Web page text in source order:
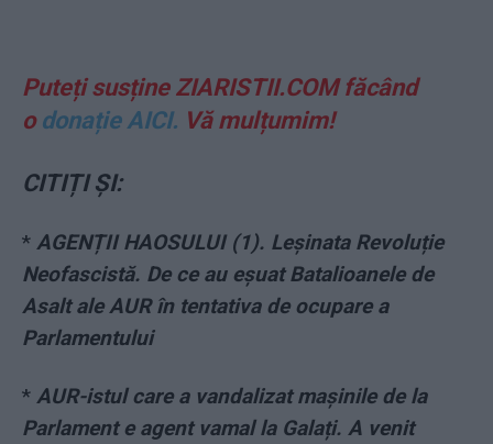
Puteți susține ZIARISTII.COM făcând
o donație AICI. Vă mulțumim!
CITIȚI ȘI:
* AGENȚII HAOSULUI (1). Leșinata Revoluție
Neofascistă. De ce au eșuat Batalioanele de
Asalt ale AUR în tentativa de ocupare a
Parlamentului
* AUR-istul care a vandalizat mașinile de la
Parlament e agent vamal la Galați. A venit